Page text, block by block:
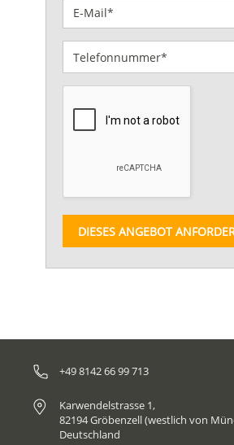
DIESES ANGEBOT
+49 8142 66 99 713
Karwendelstrasse 1,
82194 Gröbenzell (westlich von
Deutschland